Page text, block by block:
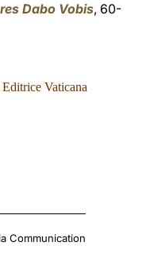
Dabo Vobis, 60-
Vaticana
Communication